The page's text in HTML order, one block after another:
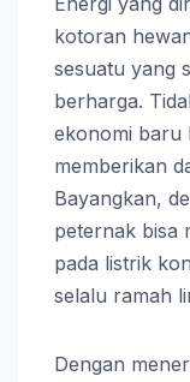
kotoran
sesuatu yang
berharga.
ekonomi baru
memberikan
Bayangkan,
peternak bisa
pada listrik
selalu ramah
Dengan